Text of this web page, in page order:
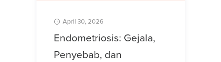
April 30, 2026
Endometriosis: Gejala,
Penyebab, dan